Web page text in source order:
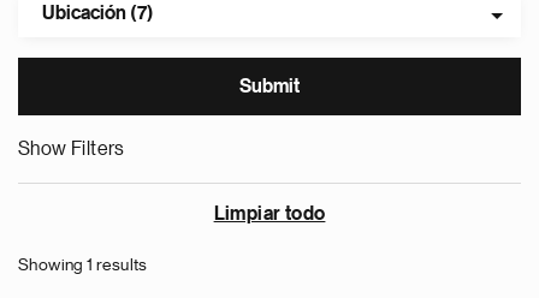
Ubicación (7)
Show Filters
Limpiar todo
Showing 1 results